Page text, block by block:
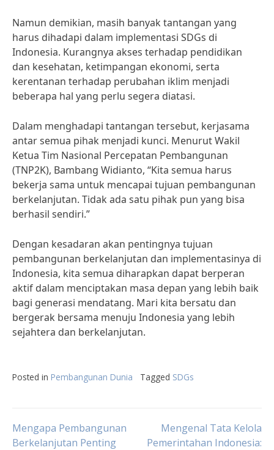
Namun demikian, masih banyak tantangan yang
harus dihadapi dalam implementasi SDGs di
Indonesia. Kurangnya akses terhadap pendidikan
dan kesehatan, ketimpangan ekonomi, serta
kerentanan terhadap perubahan iklim menjadi
beberapa hal yang perlu segera diatasi.
Dalam menghadapi tantangan tersebut, kerjasama
antar semua pihak menjadi kunci. Menurut Wakil
Ketua Tim Nasional Percepatan Pembangunan
(TNP2K), Bambang Widianto, “Kita semua harus
bekerja sama untuk mencapai tujuan pembangunan
berkelanjutan. Tidak ada satu pihak pun yang bisa
berhasil sendiri.”
Dengan kesadaran akan pentingnya tujuan
pembangunan berkelanjutan dan implementasinya di
Indonesia, kita semua diharapkan dapat berperan
aktif dalam menciptakan masa depan yang lebih baik
bagi generasi mendatang. Mari kita bersatu dan
bergerak bersama menuju Indonesia yang lebih
sejahtera dan berkelanjutan.
Posted in Pembangunan Dunia Tagged SDGs
Post
Mengapa Pembangunan
Berkelanjutan Penting
Mengenal Tata Kelola
Pemerintahan Indonesia: